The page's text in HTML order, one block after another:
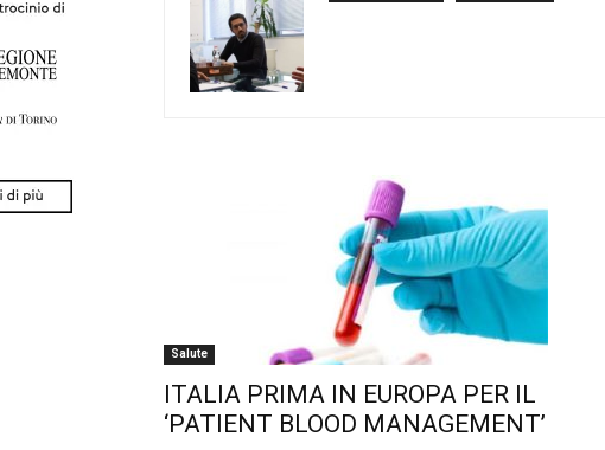
Salute
ITALIA PRIMA IN EUROPA PER IL
‘PATIENT BLOOD MANAGEMENT’